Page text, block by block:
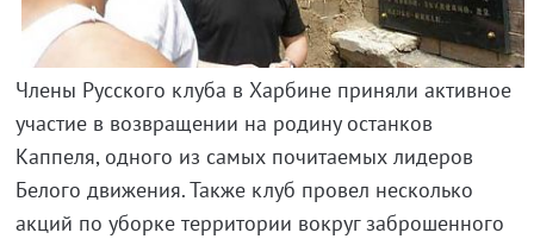
Члены Русского клуба в Харбине приняли активное
участие в возвращении на родину останков
Каппеля, одного из самых почитаемых лидеров
Белого движения. Также клуб провел несколько
акций по уборке территории вокруг заброшенного